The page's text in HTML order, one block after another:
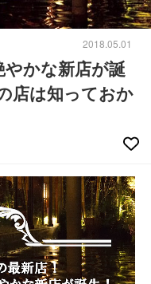
2018.05.01
かな新店が誕
店は知っておか